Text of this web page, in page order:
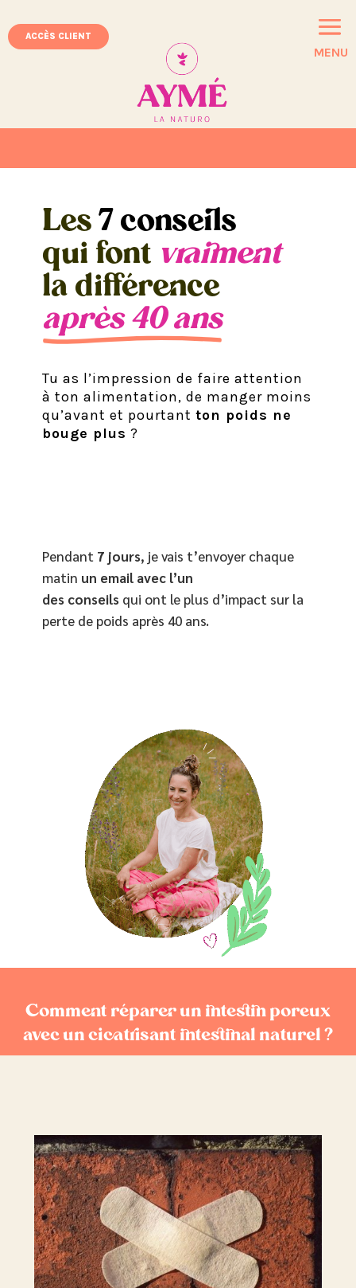
MENU
ACCÈS CLIENT
Les7 conseils
qui font vraiment
la différence
après 40 ans
Tu as l’impression de faire attention
à ton alimentation, de manger moins
qu’avant et pourtantton poids ne
bouge plus ?
Pendant 7 jours, je vais t’envoyer chaque
matin un email avec l’un
des conseils qui ont le plus d’impact sur la
perte de poids après 40 ans.
Comment réparer un intestin poreux
avec un cicatrisant intestinal naturel ?